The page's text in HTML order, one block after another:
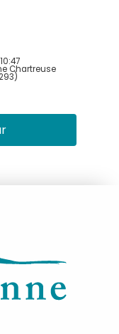
Chartreuse
)